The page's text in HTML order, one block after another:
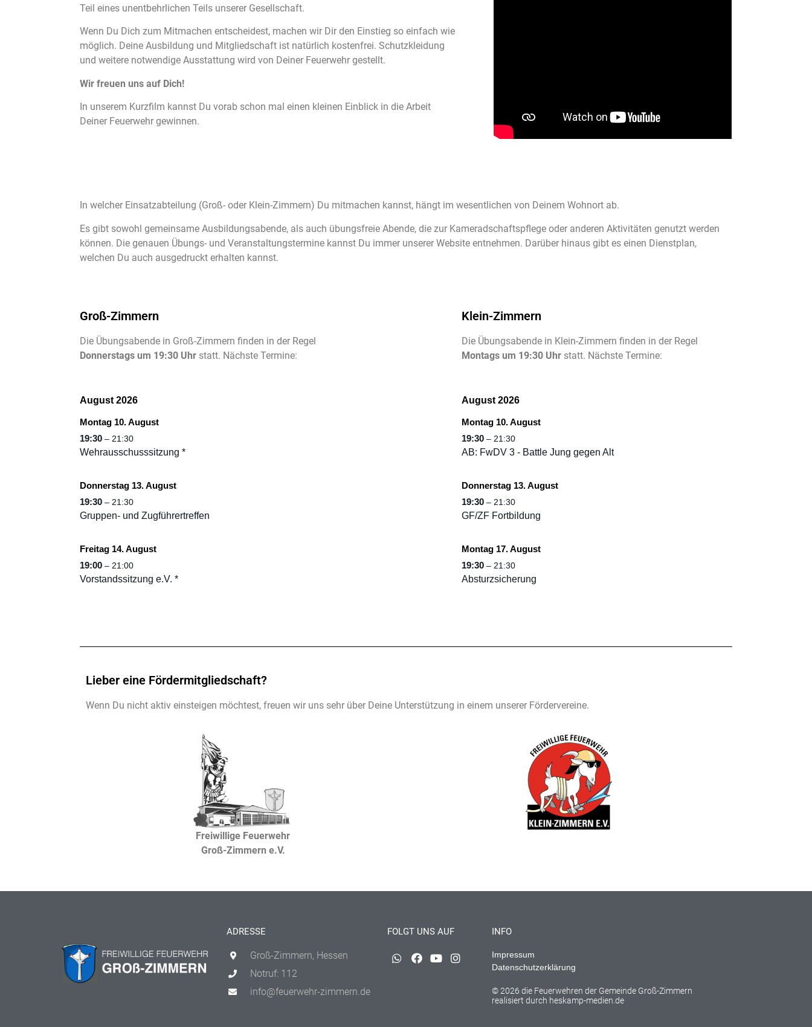
Teil eines unentbehrlichen Teils unserer Gesellschaft.
Wenn Du Dich zum Mitmachen entscheidest, machen wir Dir den Einstieg so einfach wie
möglich. Deine Ausbildung und Mitgliedschaft ist natürlich kostenfrei. Schutzkleidung
und weitere notwendige Ausstattung wird von Deiner Feuerwehr gestellt.
Wir freuen uns auf Dich!
In unserem Kurzfilm kannst Du vorab schon mal einen kleinen Einblick in die Arbeit
Deiner Feuerwehr gewinnen.
In welcher Einsatzabteilung (Groß- oder Klein-Zimmern) Du mitmachen kannst, hängt im wesentlichen von Deinem Wohnort ab.
Es gibt sowohl gemeinsame Ausbildungsabende, als auch übungsfreie Abende, die zur Kameradschaftspflege oder anderen Aktivitäten genutzt werden
können. Die genauen Übungs- und Veranstaltungstermine kannst Du immer unserer Website entnehmen. Darüber hinaus gibt es einen Dienstplan,
welchen Du auch ausgedruckt erhalten kannst.
Groß-Zimmern
Die Übungsabende in Groß-Zimmern finden in der Regel
Donnerstags um 19:30 Uhr statt. Nächste Termine:
August 2026
Montag 10. August
19:30 – 21:30
Wehrausschusssitzung *
Donnerstag 13. August
19:30 – 21:30
Gruppen- und Zugführertreffen
Freitag 14. August
19:00 – 21:00
Vorstandssitzung e.V. *
Klein-Zimmern
Die Übungsabende in Klein-Zimmern finden in der Regel
Montags um 19:30 Uhr statt. Nächste Termine:
August 2026
Montag 10. August
19:30 – 21:30
AB: FwDV 3 - Battle Jung gegen Alt
Donnerstag 13. August
19:30 – 21:30
GF/ZF Fortbildung
Montag 17. August
19:30 – 21:30
Absturzsicherung
Lieber eine Fördermitgliedschaft?
Wenn Du nicht aktiv einsteigen möchtest, freuen wir uns sehr über Deine Unterstützung in einem unserer Fördervereine.
Freiwillige Feuerwehr
Groß-Zimmern e.V.
ADRESSE
Groß-Zimmern, Hessen
Notruf: 112
info@feuerwehr-zimmern.de
FOLGT UNS AUF INFO
Impressum
Datenschutzerklärung
© 2026 die Feuerwehren der Gemeinde Groß-Zimmern
realisiert durch heskamp-medien.de